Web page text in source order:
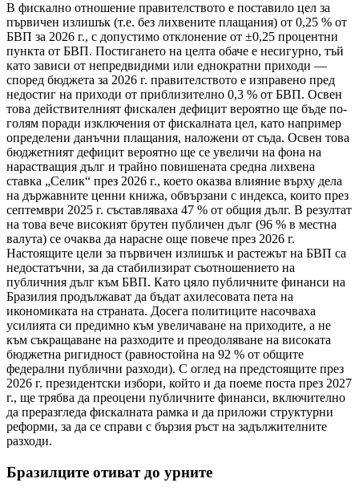
В фискално отношение правителството е поставило цел за
първичен излишък (т.е. без лихвените плащания) от 0,25 % от
БВП за 2026 г., с допустимо отклонение от ±0,25 процентни
пункта от БВП. Постигането на целта обаче е несигурно, тъй
като зависи от непредвидими или еднократни приходи —
според бюджета за 2026 г. правителството е изправено пред
недостиг на приходи от приблизително 0,3 % от БВП. Освен
това действителният фискален дефицит вероятно ще бъде по-
голям поради изключения от фискалната цел, като например
определени данъчни плащания, наложени от съда. Освен това
бюджетният дефицит вероятно ще се увеличи на фона на
нарастващия дълг и трайно повишената средна лихвена
ставка „Селик“ през 2026 г., което оказва влияние върху дела
на държавните ценни книжа, обвързани с индекса, които през
септември 2025 г. съставляваха 47 % от общия дълг. В резултат
на това вече високият брутен публичен дълг (96 % в местна
валута) се очаква да нарасне още повече през 2026 г.
Настоящите цели за първичен излишък и растежът на БВП са
недостатъчни, за да стабилизират съотношението на
публичния дълг към БВП. Като цяло публичните финанси на
Бразилия продължават да бъдат ахилесовата пета на
икономиката на страната. Досега политиците насочваха
усилията си предимно към увеличаване на приходите, а не
към съкращаване на разходите и преодоляване на високата
бюджетна ригидност (равностойна на 92 % от общите
федерални публични разходи). С оглед на предстоящите през
2026 г. президентски избори, който и да поеме поста през 2027
г., ще трябва да преоцени публичните финанси, включително
да преразгледа фискалната рамка и да приложи структурни
реформи, за да се справи с бързия ръст на задължителните
разходи.
Бразилците отиват до урните